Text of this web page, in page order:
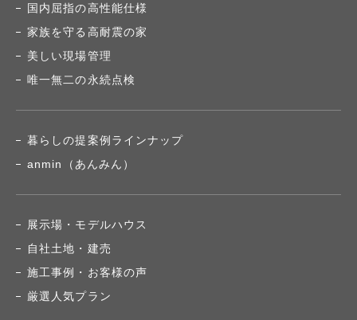
国内屈指の高性能仕様
家族を守る高耐震の家
美しい現場管理
唯一無二の永続点検
暮らしの提案例ラインナップ
anmin（あんみん）
展示場・モデルハウス
自社土地・建売
施工事例・お客様の声
厳選人気プラン